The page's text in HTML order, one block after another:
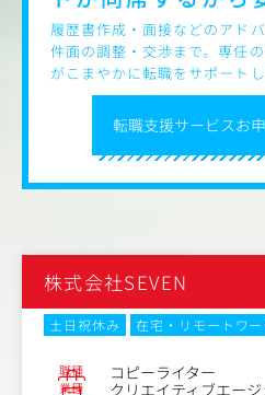
https://group-fm.com/agency/
※ページ下部『Cases』よりご
【所属組織について】
クリエイティブ部門では案件
て向き合います。
アイデアファーストの精神で、
的に意見を交換し合うカルチャ
も積極的に案件にjoinするなど
ますので意思決定が速く、納
込みに時間をかける点も特徴で
転職支援サービスお
履歴書作成・面接などのアド
件面の調整・交渉まで。専任
がこまやかに転職をサポートし
株式会社SEVEN
土日祝休み 在宅・リモートワー
職種 コピーライター
業種 クリエイティブエー